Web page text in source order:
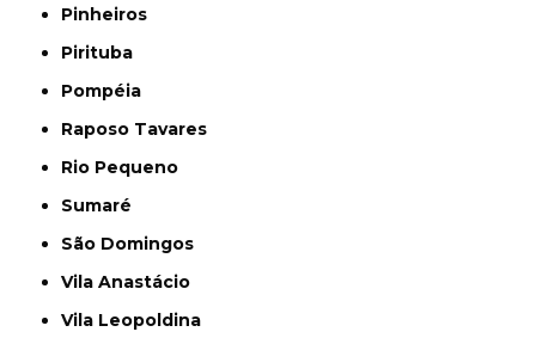
Pinheiros
Pirituba
Pompéia
Raposo Tavares
Rio Pequeno
Sumaré
São Domingos
Vila Anastácio
Vila Leopoldina